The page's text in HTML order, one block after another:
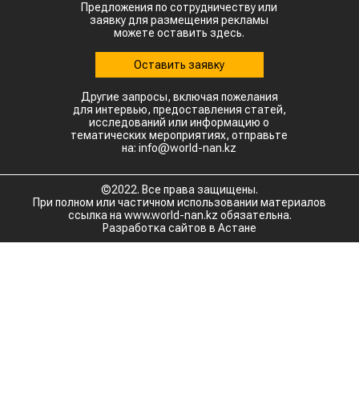
Предложения по сотрудничеству или
заявку для размещения рекламы
можете оставить здесь.
Оставить заявку
Другие запросы, включая пожелания
для интервью, предоставления статей,
исследований или информацию о
тематических мероприятиях, отправьте
на: info@world-nan.kz
©2022. Все права защищены.
При полном или частичном использовании материалов
ссылка на www.world-nan.kz обязательна.
Разработка сайтов в Астане